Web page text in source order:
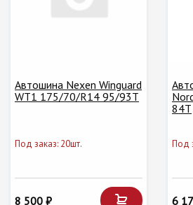
Автошина Nexen Winguard
WT1 175/70/R14 95/93T
Под заказ: 20шт.
8 500 ₽
84T
Под
6